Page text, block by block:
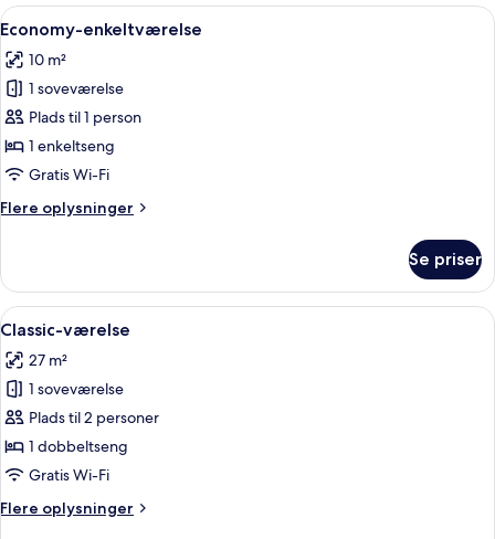
Indlæs
alle
billeder
af
Economy-
enkeltværelse
Pengeskab på værelset, skrivebord,
4
Economy-enkeltværelse
10 m²
1 soveværelse
Plads til 1 person
1 enkeltseng
Gratis Wi-Fi
Flere oplysninger
Flere
enkeltværelse
Se priser
Indlæs
alle
billeder
af
Classic-
værelse
Et hotelværelse med seng, fjernsyn,
5
Classic-værelse
27 m²
1 soveværelse
Plads til 2 personer
1 dobbeltseng
Gratis Wi-Fi
Flere oplysninger
Flere